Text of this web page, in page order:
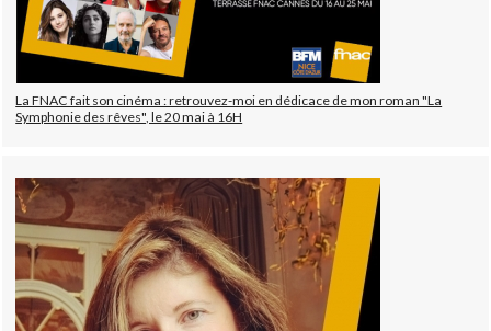
La FNAC fait son cinéma : retrouvez-moi en dédicace de mon roman "La
Symphonie des rêves", le 20 mai à 16H